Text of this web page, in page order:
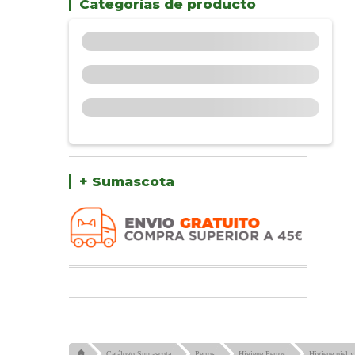
Categorías de producto
+ Sumascota